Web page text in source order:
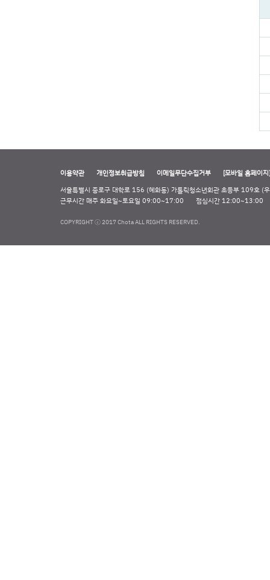
이용약관 개인정보취급방침 이메일무단수집거부
[모바일 홈페이지]
서울특별시 종로구 대학로 156 (혜화동) 가톨릭청소년회관 초등부 109호 (
근무시간 매주 화요일~토요일 09:00~17:00
점심시간 12:00~13:00
COPYRIGHT ⓒ 2017 Chota ALL RIGHTS RESERVED.